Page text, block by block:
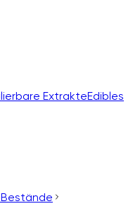
ExtrakteEdibles